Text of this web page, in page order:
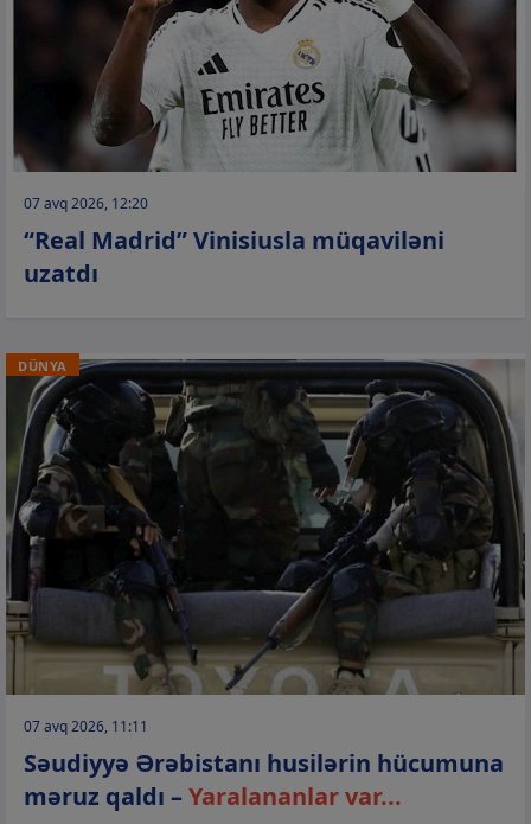
07 avq 2026, 12:20
“Real Madrid” Vinisiusla müqaviləni
uzatdı
DÜNYA
07 avq 2026, 11:11
Səudiyyə Ərəbistanı husilərin hücumuna
məruz qaldı –Yaralananlar var...